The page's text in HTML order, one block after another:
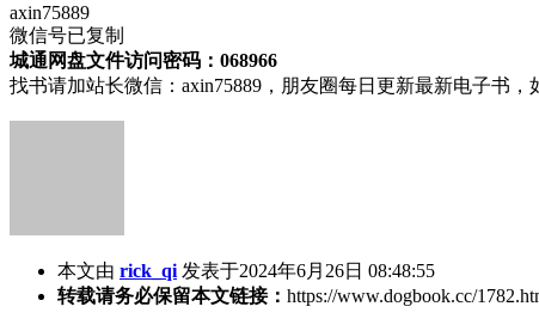
axin75889
微信号已复制
城通网盘文件访问密码：068966
找书请加站长微信：axin75889，朋友圈每日更新最新电子书，
本文由 rick_qi 发表于2024年6月26日 08:48:55
转载请务必保留本文链接： https://www.dogbook.cc/